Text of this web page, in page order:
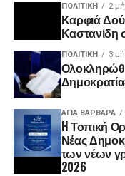
ΠΟΛΙΤΙΚΉ 2
Καρφιά
Καστανίδη
ΠΟΛΙΤΙΚΉ 3
ΑΓΙΑ ΒΑΡΒΑΡΑ
H Τοπική
Νέας
των νέων
2026